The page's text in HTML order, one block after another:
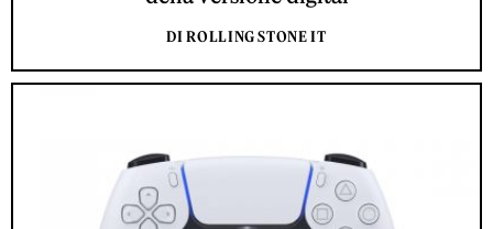
DI ROLLING STONE IT